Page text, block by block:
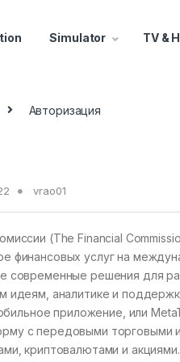
Simulator TV &
Авторизация
vrao01
(The Financial
финансовых услуг на
современные решения для
идеям, аналитике и
приложение, или
с передовыми торговыми
криптовалютами и